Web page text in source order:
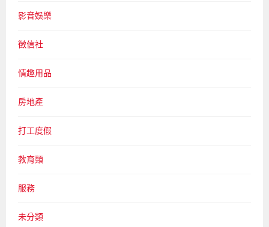
影音娛樂
徵信社
情趣用品
房地產
打工度假
教育類
服務
未分類